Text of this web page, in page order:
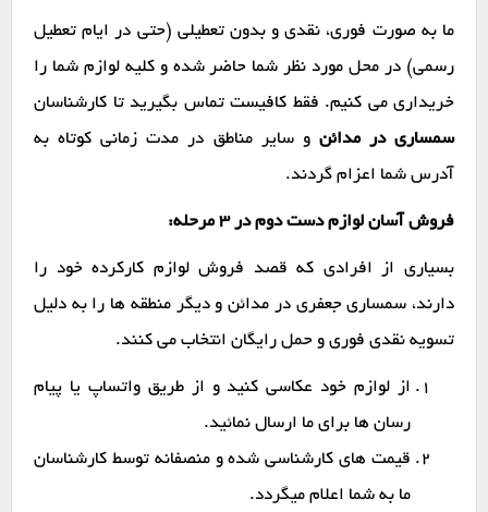
ما به صورت فوری، نقدی و بدون تعطیلی (حتی در ایام تعطیل
رسمی) در محل مورد نظر شما حاضر شده و کلیه لوازم شما را
خریداری می کنیم. فقط کافیست تماس بگیرید تا کارشناسان
سمساری در مدائن و سایر مناطق در مدت زمانی کوتاه به
آدرس شما اعزام گردند.
فروش آسان لوازم دست دوم در ۳ مرحله:
بسیاری از افرادی که قصد فروش لوازم کارکرده خود را
دارند، سمساری جعفری در مدائن و دیگر منطقه ها را به دلیل
تسویه نقدی فوری و حمل رایگان انتخاب می کنند.
از لوازم خود عکاسی کنید و از طریق واتساپ یا پیام
رسان ها برای ما ارسال نمائید.
قیمت های کارشناسی شده و منصفانه توسط کارشناسان
ما به شما اعلام میگردد.